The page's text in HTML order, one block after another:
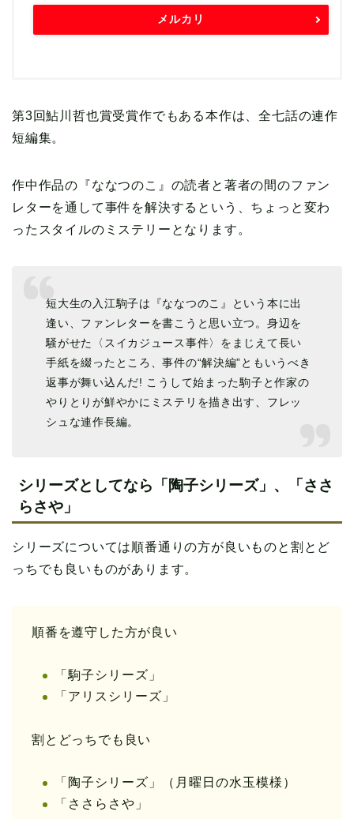
メルカリ
第3回鮎川哲也賞受賞作でもある本作は、全七話の連作
短編集。
作中作品の『ななつのこ』の読者と著者の間のファン
レターを通して事件を解決するという、ちょっと変わ
ったスタイルのミステリーとなります。
短大生の入江駒子は『ななつのこ』という本に出
逢い、ファンレターを書こうと思い立つ。身辺を
騒がせた〈スイカジュース事件〉をまじえて長い
手紙を綴ったところ、事件の“解決編”ともいうべき
返事が舞い込んだ! こうして始まった駒子と作家の
やりとりが鮮やかにミステリを描き出す、フレッ
シュな連作長編。
シリーズとしてなら「陶子シリーズ」、「ささ
らさや」
シリーズについては順番通りの方が良いものと割とど
っちでも良いものがあります。
順番を遵守した方が良い
「駒子シリーズ」
「アリスシリーズ」
割とどっちでも良い
「陶子シリーズ」（月曜日の水玉模様）
「ささらさや」